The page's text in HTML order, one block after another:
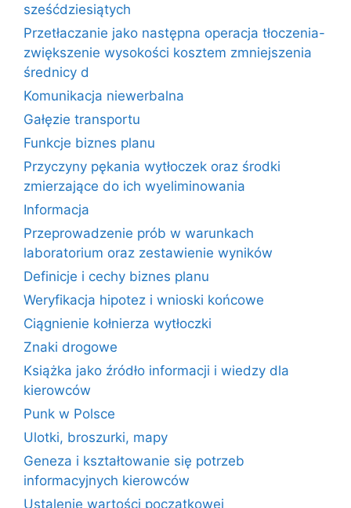
sześćdziesiątych
Przetłaczanie jako następna operacja tłoczenia-
zwiększenie wysokości kosztem zmniejszenia
średnicy d
Komunikacja niewerbalna
Gałęzie transportu
Funkcje biznes planu
Przyczyny pękania wytłoczek oraz środki
zmierzające do ich wyeliminowania
Informacja
Przeprowadzenie prób w warunkach
laboratorium oraz zestawienie wyników
Definicje i cechy biznes planu
Weryfikacja hipotez i wnioski końcowe
Ciągnienie kołnierza wytłoczki
Znaki drogowe
Książka jako źródło informacji i wiedzy dla
kierowców
Punk w Polsce
Ulotki, broszurki, mapy
Geneza i kształtowanie się potrzeb
informacyjnych kierowców
Ustalenie wartości początkowej